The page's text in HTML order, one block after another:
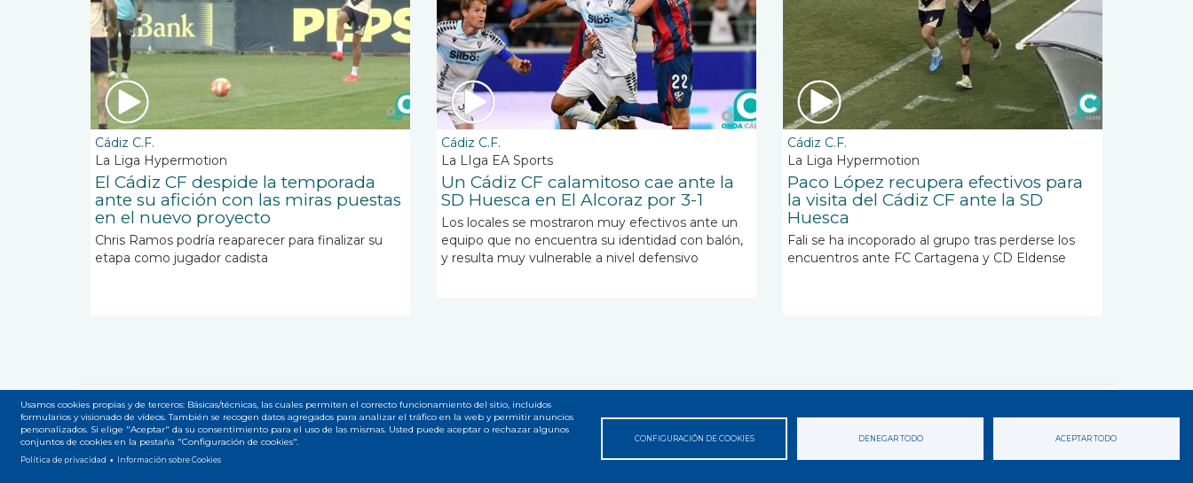
Cádiz C.F.
La Liga Hypermotion
El Cádiz CF despide la temporada
ante su afición con las miras puestas
en el nuevo proyecto
Chris Ramos podría reaparecer para finalizar su
etapa como jugador cadista
Cádiz C.F.
La LIga EA Sports
Un Cádiz CF calamitoso cae ante la
SD Huesca en El Alcoraz por 3-1
Los locales se mostraron muy efectivos ante un
equipo que no encuentra su identidad con balón,
y resulta muy vulnerable a nivel defensivo
Cádiz C.F.
La Liga Hypermotion
Paco López recupera efectivos para
la visita del Cádiz CF ante la SD
Huesca
Fali se ha incoporado al grupo tras perderse los
encuentros ante FC Cartagena y CD Eldense
Menú
del
Accesibilidad Privacidad Legal Cookies Mapa web
Usamos cookies propias y de terceros: Básicas/técnicas, las cuales permiten el correcto funcionamiento del sitio, incluidos
formularios y visionado de vídeos. También se recogen datos agregados para analizar el tráfico en la web y permitir anuncios
personalizados. Si elige "Aceptar" da su consentimiento para el uso de las mismas. Usted puede aceptar o rechazar algunos
conjuntos de cookies en la pestaña "Configuración de cookies".
Política de privacidad Información sobre Cookies
CONFIGURACIÓN DE COOKIES DENEGAR TODO ACEPTAR TODO